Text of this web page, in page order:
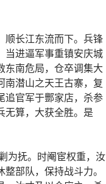
顺长江东流而下。兵锋
当进逼军事重镇安庆城
东南危局，仓卒调集大
南潜山之天王古寨，复
追官军于酆家店，杀参
无算，大获全胜。是
为抚。时阉宦权重，汝
部队，保持战斗力。